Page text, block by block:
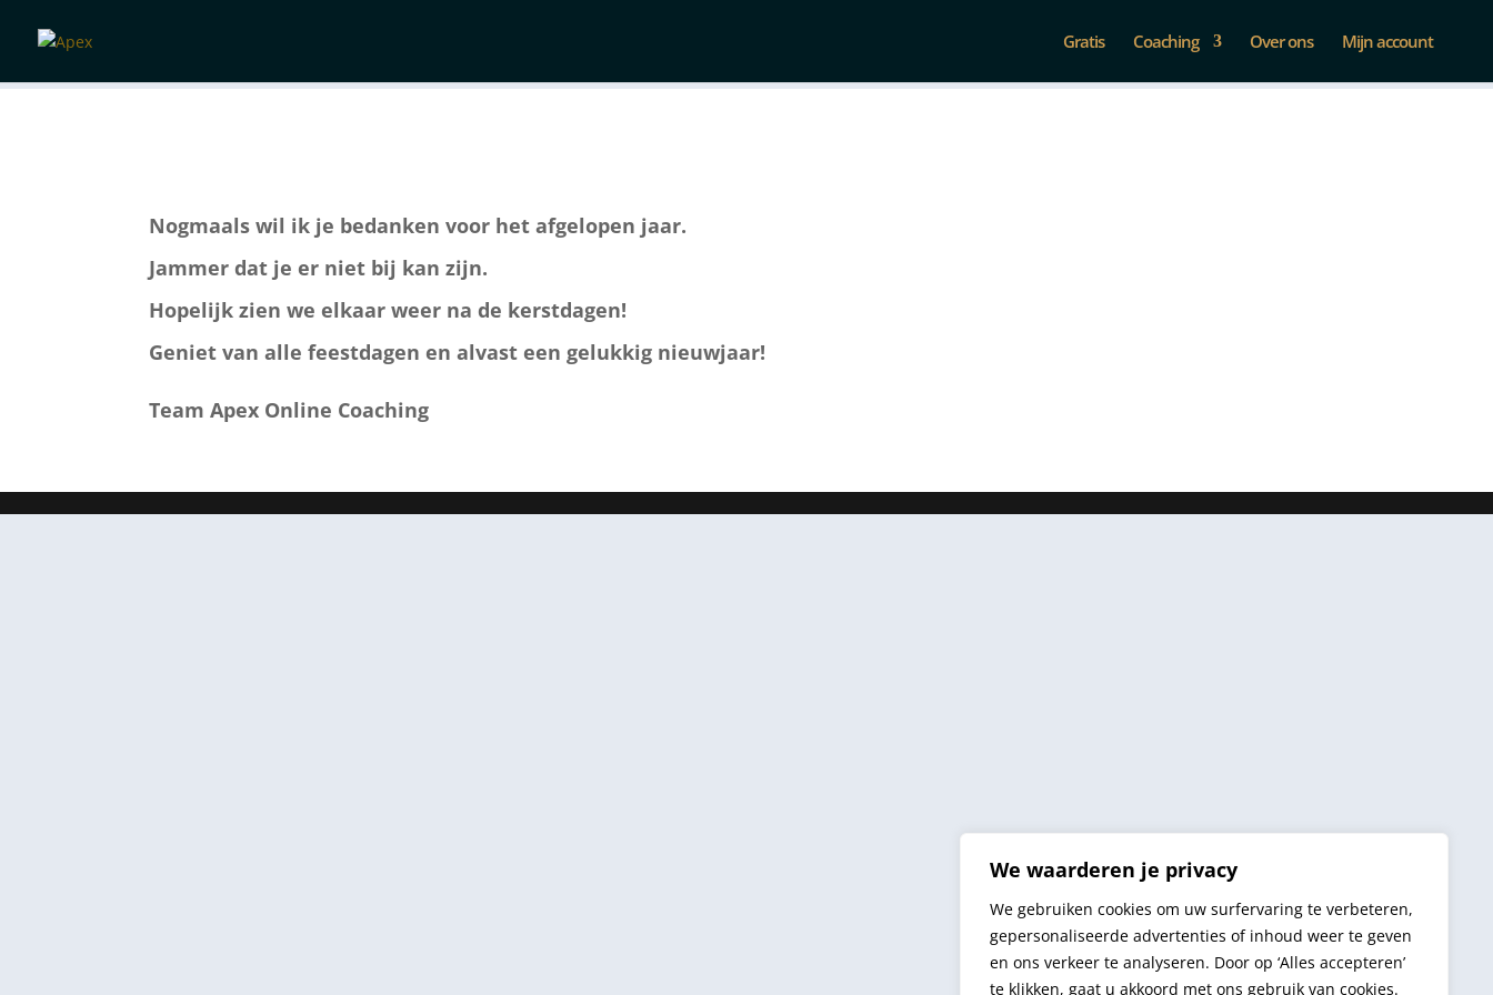
We waarderen je privacy
We gebruiken cookies om uw surfervaring te verbeteren,
gepersonaliseerde advertenties of inhoud weer te geven
en ons verkeer te analyseren. Door op ‘Alles accepteren’
te klikken, gaat u akkoord met ons gebruik van cookies.
Gratis Coaching Over ons Mijn account
Nogmaals wil ik je bedanken voor het afgelopen jaar.
Jammer dat je er niet bij kan zijn.
Hopelijk zien we elkaar weer na de kerstdagen!
Geniet van alle feestdagen en alvast een gelukkig nieuwjaar!
Team Apex Online Coaching